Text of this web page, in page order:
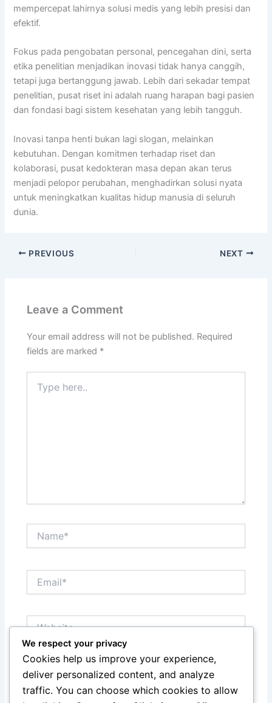
mempercepat lahirnya solusi medis yang lebih presisi dan
efektif.
Fokus pada pengobatan personal, pencegahan dini, serta
etika penelitian menjadikan inovasi tidak hanya canggih,
tetapi juga bertanggung jawab. Lebih dari sekadar tempat
penelitian, pusat riset ini adalah ruang harapan bagi pasien
dan fondasi bagi sistem kesehatan yang lebih tangguh.
Inovasi tanpa henti bukan lagi slogan, melainkan
kebutuhan. Dengan komitmen terhadap riset dan
kolaborasi, pusat kedokteran masa depan akan terus
menjadi pelopor perubahan, menghadirkan solusi nyata
untuk meningkatkan kualitas hidup manusia di seluruh
dunia.
PREVIOUS NEXT
Leave a Comment
Your email address will not be published. Required
fields are marked *
here..
Save my name, email, and website in this browser
for the next time I comment.
We respect your privacy
Cookies help us improve your experience,
deliver personalized content, and analyze
traffic. You can choose which cookies to allow